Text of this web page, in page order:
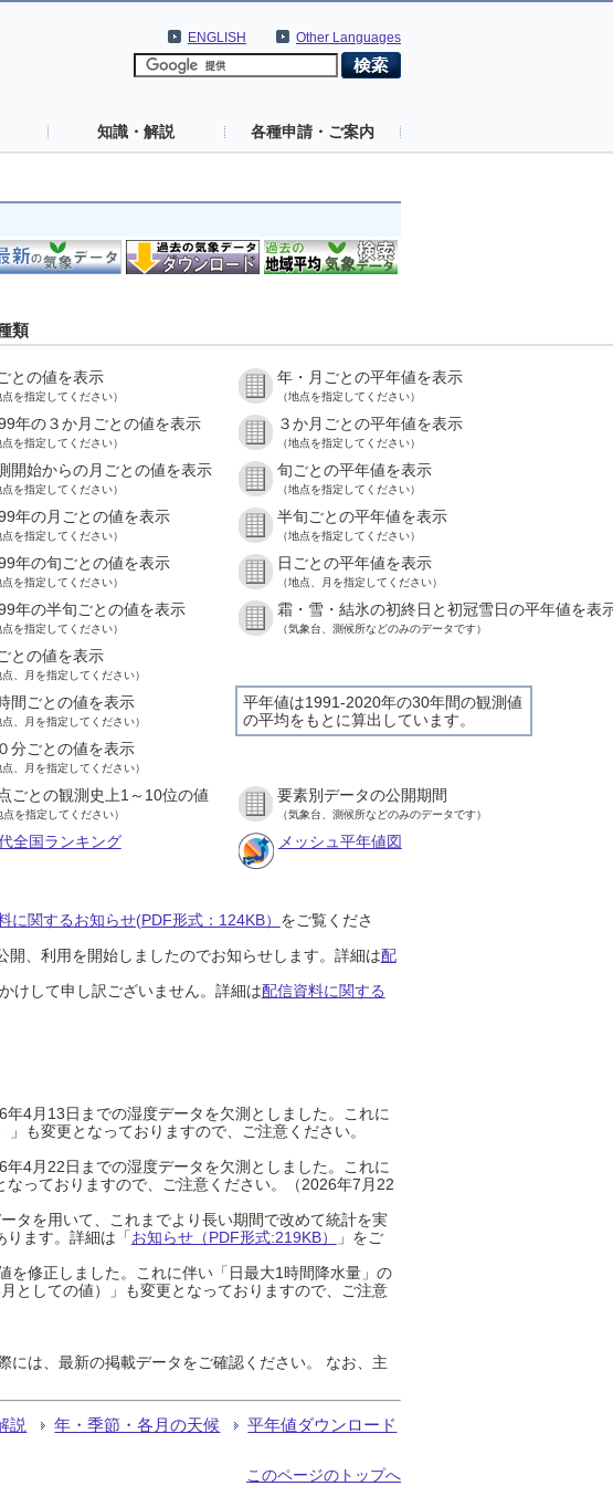
Other Languages
ENGLISH
知識・解説 各種申請・ご案内
類
との値を表示
点を指定してください）
年・月ごとの平年値を表示
（地点を指定してください）
年の３か月ごとの値を表示
点を指定してください）
３か月ごとの平年値を表示
（地点を指定してください）
開始からの月ごとの値を表示
点を指定してください）
旬ごとの平年値を表示
（地点を指定してください）
年の月ごとの値を表示
点を指定してください）
半旬ごとの平年値を表示
（地点を指定してください）
年の旬ごとの値を表示
点を指定してください）
日ごとの平年値を表示
（地点、月を指定してください）
年の半旬ごとの値を表示
点を指定してください）
霜・雪・結氷の初終日と初冠雪日の平年値を表
（気象台、測候所などのみのデータです）
との値を表示
点、月を指定してください）
平年値は1991-2020年の30年間の観測値
の平均をもとに算出しています。
間ごとの値を表示
点、月を指定してください）
分ごとの値を表示
点、月を指定してください）
ごとの観測史上1～10位の値
点を指定してください）
要素別データの公開期間
（気象台、測候所などのみのデータです）
全国ランキング メッシュ平年値図
に関するお知らせ(PDF形式：124KB） をご覧くださ
、利用を開始しましたのでお知らせします。詳細は配
けして申し訳ございません。詳細は配信資料に関する
4月13日までの湿度データを欠測としました。これに
も変更となっておりますので、ご注意ください。
4月22日までの湿度データを欠測としました。これに
っておりますので、ご注意ください。（2026年7月22
タを用いて、これまでより長い期間で改めて統計を実
ります。詳細は「お知らせ（PDF形式:219KB）
」をご
修正しました。これに伴い「日最大1時間降水量」の
としての値）」も変更となっておりますので、ご注意
は、最新の掲載データをご確認ください。 なお、主
説 年・季節・各月の天候 平年値ダウンロード
このページのトップへ